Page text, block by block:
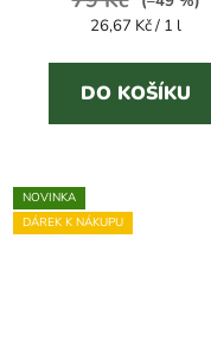
z
5
hvězdiček.
Měrná
26,67 Kč / 1 l
DO KOŠÍKU
NOVINKA
DÁREK K NÁKUPU